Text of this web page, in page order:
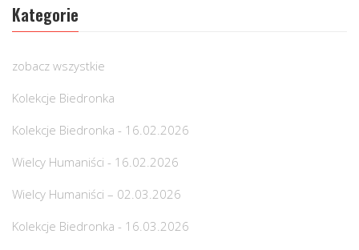
Kategorie
zobacz wszystkie
Kolekcje Biedronka
Kolekcje Biedronka - 16.02.2026
Wielcy Humaniści - 16.02.2026
Wielcy Humaniści – 02.03.2026
Kolekcje Biedronka - 16.03.2026